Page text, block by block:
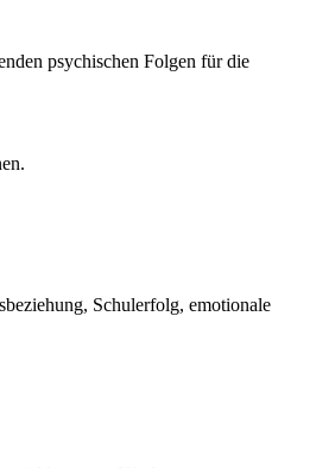
psychischen Folgen für die
Schulerfolg, emotionale